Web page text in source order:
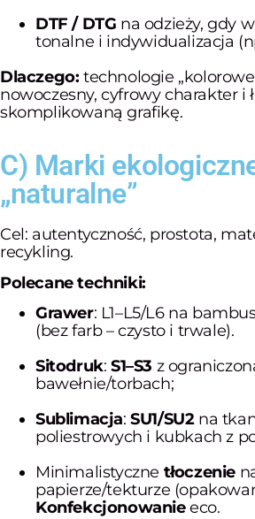
DTF / DTG na odzieży, gdy
tonalne i indywidualizacja
Dlaczego: technologie
nowoczesny, cyfrowy charakter i
skomplikowaną grafikę.
C) Marki
„naturalne”
Cel: autentyczność, prostota,
recykling.
Polecane techniki:
Grawer: L1–L5/L6 na
(bez farb – czysto i trwale).
Sitodruk:S1–S3 z
bawełnie/torbach;
Sublimacja:SU1/SU2na
poliestrowych i kubkach z
Minimalistyczne tłoczenie
papierze/tekturze
Konfekcjonowanieeco.